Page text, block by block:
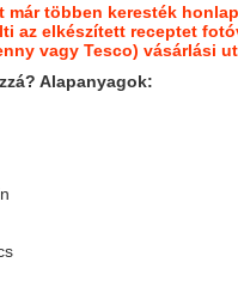
már többen keresték
az elkészített receptet
vagy Tesco) vásárlási
Alapanyagok: